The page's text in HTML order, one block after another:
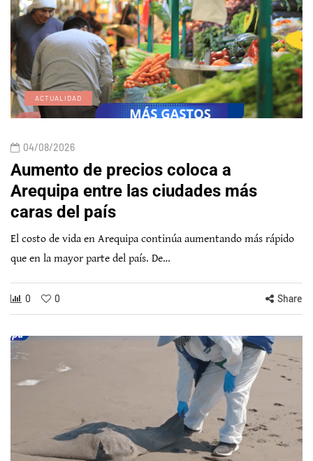
ACTUALIDAD
04/08/2026
Aumento de precios coloca a
Arequipa entre las ciudades más
caras del país
El costo de vida en Arequipa continúa aumentando más rápido
que en la mayor parte del país. De…
0 0 Share